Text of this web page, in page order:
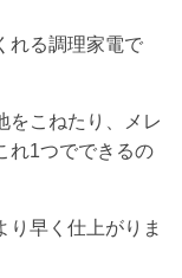
れる調理家電で
こねたり、メレ
れ1つでできるの
り早く仕上がりま